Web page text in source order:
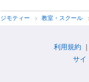
ジモティー 教室・スクール
利用規約
サイ